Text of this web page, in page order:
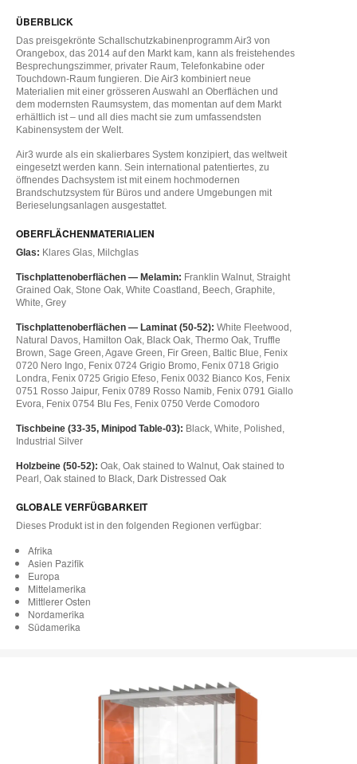
ÜBERBLICK
Das preisgekrönte Schallschutzkabinenprogramm Air3 von
Orangebox, das 2014 auf den Markt kam, kann als freistehendes
Besprechungszimmer, privater Raum, Telefonkabine oder
Touchdown-Raum fungieren. Die Air3 kombiniert neue
Materialien mit einer grösseren Auswahl an Oberflächen und
dem modernsten Raumsystem, das momentan auf dem Markt
erhältlich ist – und all dies macht sie zum umfassendsten
Kabinensystem der Welt.
Air3 wurde als ein skalierbares System konzipiert, das weltweit
eingesetzt werden kann. Sein international patentiertes, zu
öffnendes Dachsystem ist mit einem hochmodernen
Brandschutzsystem für Büros und andere Umgebungen mit
Berieselungsanlagen ausgestattet.
OBERFLÄCHENMATERIALIEN
Glas: Klares Glas, Milchglas
Tischplattenoberflächen — Melamin: Franklin Walnut, Straight
Grained Oak, Stone Oak, White Coastland, Beech, Graphite,
White, Grey
Tischplattenoberflächen — Laminat (50-52): White Fleetwood,
Natural Davos, Hamilton Oak, Black Oak, Thermo Oak, Truffle
Brown, Sage Green, Agave Green, Fir Green, Baltic Blue, Fenix
0720 Nero Ingo, Fenix 0724 Grigio Bromo, Fenix 0718 Grigio
Londra, Fenix 0725 Grigio Efeso, Fenix 0032 Bianco Kos, Fenix
0751 Rosso Jaipur, Fenix 0789 Rosso Namib, Fenix 0791 Giallo
Evora, Fenix 0754 Blu Fes, Fenix 0750 Verde Comodoro
Tischbeine (33-35, Minipod Table-03): Black, White, Polished,
Industrial Silver
Holzbeine (50-52): Oak, Oak stained to Walnut, Oak stained to
Pearl, Oak stained to Black, Dark Distressed Oak
GLOBALE VERFÜGBARKEIT
Dieses Produkt ist in den folgenden Regionen verfügbar:
Afrika
Asien Pazifik
Europa
Mittelamerika
Mittlerer Osten
Nordamerika
Südamerika